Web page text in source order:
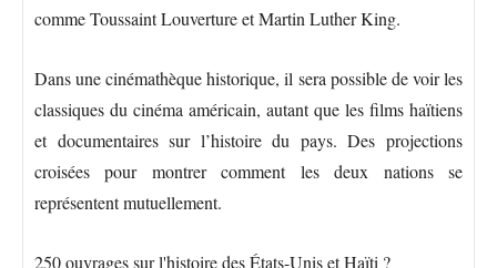
comme Toussaint Louverture et Martin Luther King.
Dans une cinémathèque historique, il sera possible de voir les
classiques du cinéma américain, autant que les films haïtiens
et documentaires sur l’histoire du pays. Des projections
croisées pour montrer comment les deux nations se
représentent mutuellement.
250 ouvrages sur l'histoire des États-Unis et Haïti ?